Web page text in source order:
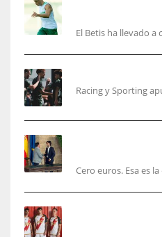
El Betis ha llevado a
Racing y Sporting
Cero euros. Esa es